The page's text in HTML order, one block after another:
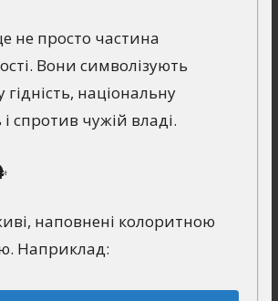
не просто частина
Вони символізують
гідність, національну
і спротив чужій владі.
наповнені колоритною
Наприклад: